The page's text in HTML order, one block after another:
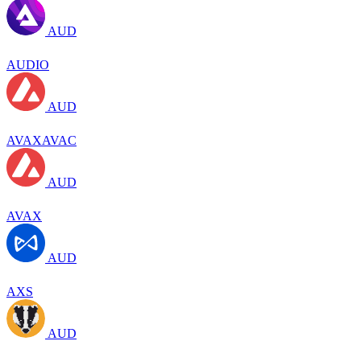
AUD
AUDIO
AUD
AVAXAVAC
AUD
AVAX
AUD
AXS
AUD